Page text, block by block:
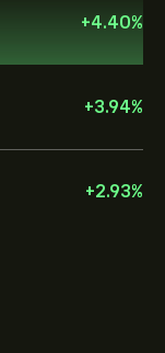
+4.40%
+3.94%
+2.93%